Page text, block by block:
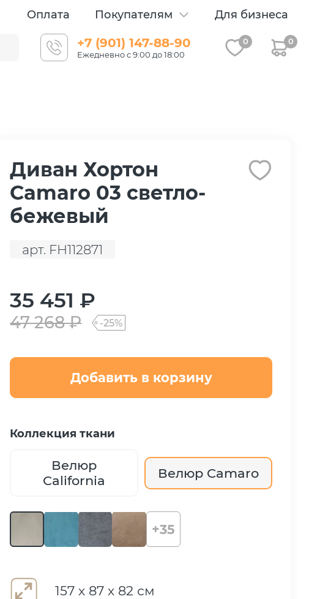
Оплата Покупателям Для бизнеса
+7 (901) 147-88-90
Ежедневно с 9:00 до 18:00
0 0
Диван Хортон
Camaro 03 светло-
бежевый
арт. FH112871
35 451 ₽
47 268 ₽ -25%
Добавить в корзину
Коллекция ткани
Велюр
California
Велюр Camaro
+35
157 х 87 х 82 см